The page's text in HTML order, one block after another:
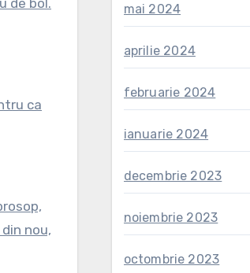
de bol.
ca
nou,
mai 2024
aprilie 2024
februarie 2024
ianuarie 2024
decembrie 2023
noiembrie 2023
octombrie 2023